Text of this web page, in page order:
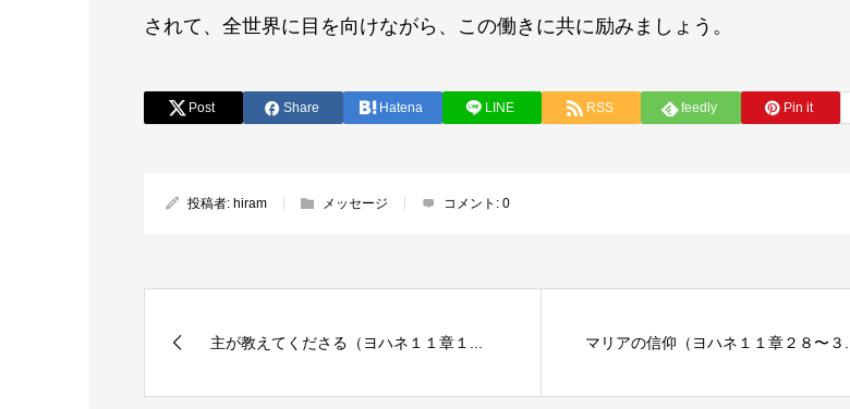
されて、全世界に目を向けながら、この働きに共に励みましょう。
Post Share Hatena LINE RSS feedly Pin it
投稿者: hiram メッセージ コメント: 0
主が教えてくださる（ヨハネ１１章１... マリアの信仰（ヨハネ１１章２８〜３...